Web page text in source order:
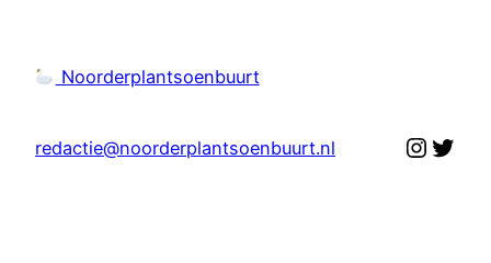
Noorderplantsoenbuurt
redactie@noorderplantsoenbuurt.nl